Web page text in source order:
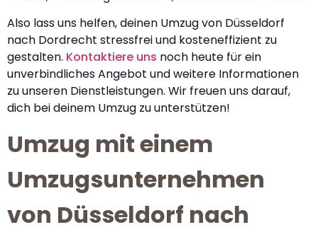
Also lass uns helfen, deinen Umzug von Düsseldorf
nach Dordrecht stressfrei und kosteneffizient zu
gestalten. Kontaktiere uns noch heute für ein
unverbindliches Angebot und weitere Informationen
zu unseren Dienstleistungen. Wir freuen uns darauf,
dich bei deinem Umzug zu unterstützen!
Umzug mit einem
Umzugsunternehmen
von Düsseldorf nach